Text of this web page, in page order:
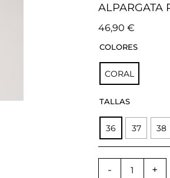
ALPARGATA
46,90€
COLORES
CORAL
TALLAS
36 37 38
-
ALPARGATA
BORDADA
TONO
cantidad
+